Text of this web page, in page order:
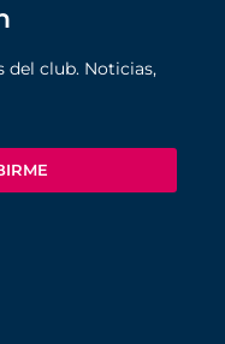
del club. Noticias,